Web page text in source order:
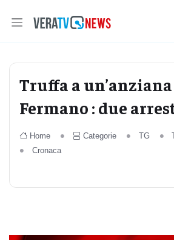
Truffa a
Fermano : due
Home Categorie TG
Cronaca